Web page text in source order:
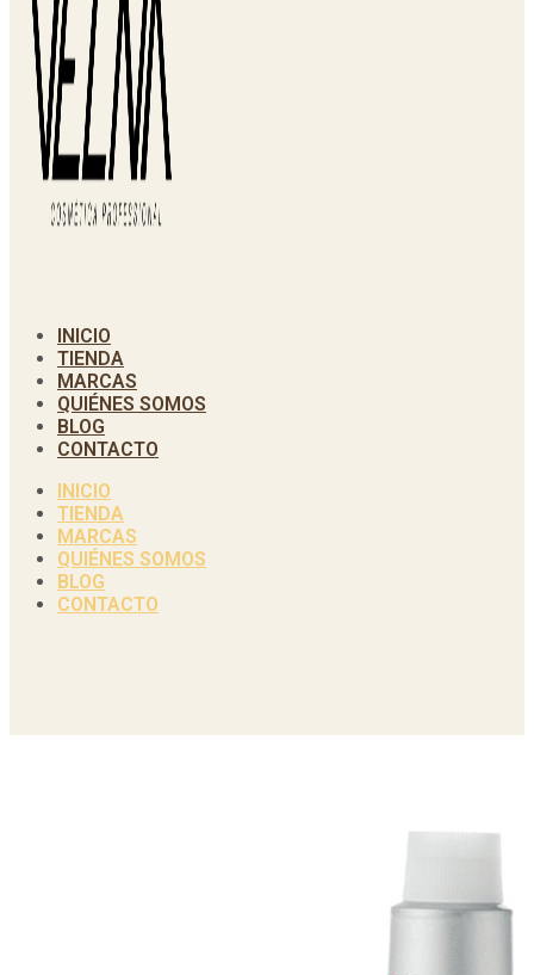
INICIO
TIENDA
MARCAS
QUIÉNES SOMOS
BLOG
CONTACTO
INICIO
TIENDA
MARCAS
QUIÉNES SOMOS
BLOG
CONTACTO